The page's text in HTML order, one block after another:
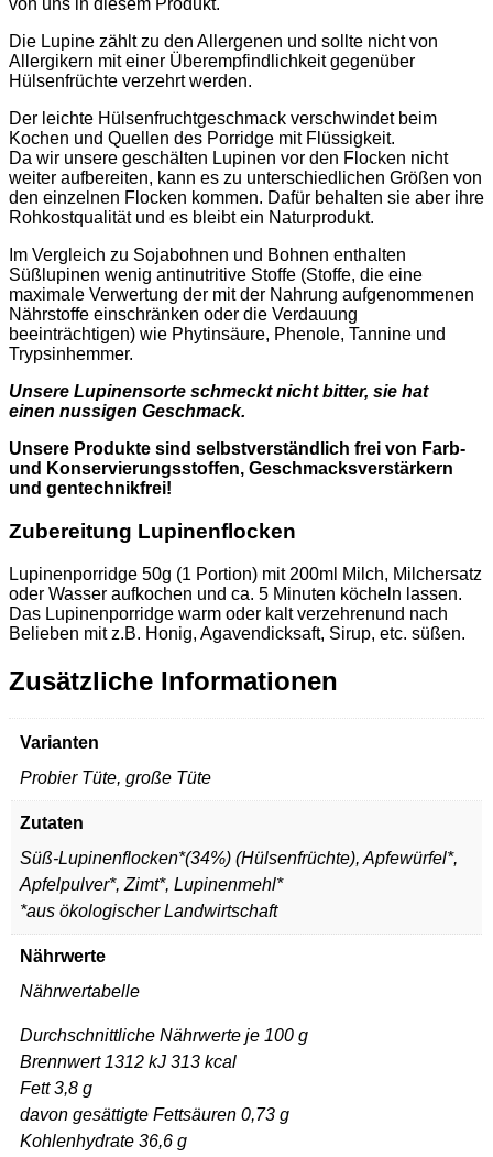
von uns in diesem Produkt.
Die Lupine zählt zu den Allergenen und sollte nicht von
Allergikern mit einer Überempfindlichkeit gegenüber
Hülsenfrüchte verzehrt werden.
​Der leichte Hülsenfruchtgeschmack verschwindet beim
Kochen und Quellen des Porridge mit Flüssigkeit.
Da wir unsere geschälten Lupinen vor den Flocken nicht
weiter aufbereiten, kann es zu unterschiedlichen Größen von
den einzelnen Flocken kommen. Dafür behalten sie aber ihre
Rohkostqualität und es bleibt ein Naturprodukt.
Im Vergleich zu Sojabohnen und Bohnen enthalten
Süßlupinen wenig antinutritive Stoffe (Stoffe, die eine
maximale Verwertung der mit der Nahrung aufgenommenen
Nährstoffe einschränken oder die Verdauung
beeinträchtigen) wie Phytinsäure, Phenole, Tannine und
Trypsinhemmer.
Unsere Lupinensorte schmeckt nicht bitter, sie hat
einen nussigen Geschmack.
Unsere Produkte sind selbstverständlich frei von Farb-
und Konservierungsstoffen, Geschmacksverstärkern
und gentechnikfrei!
Zubereitung Lupinenflocken
Lupinenporridge 50g (1 Portion) mit 200ml Milch, Milchersatz
oder Wasser aufkochen und ca. 5 Minuten köcheln lassen.
Das Lupinenporridge warm oder kalt verzehrenund nach
Belieben mit z.B. Honig, Agavendicksaft, Sirup, etc. süßen.
Zusätzliche Informationen
Varianten
Probier Tüte, große Tüte
Zutaten
Süß-Lupinenflocken*(34%) (Hülsenfrüchte), Apfewürfel*,
Apfelpulver*, Zimt*, Lupinenmehl*
*aus ökologischer Landwirtschaft
Nährwerte
Nährwertabelle
Durchschnittliche Nährwerte je 100 g
Brennwert 1312 kJ 313 kcal
Fett 3,8 g
davon gesättigte Fettsäuren 0,73 g
Kohlenhydrate 36,6 g